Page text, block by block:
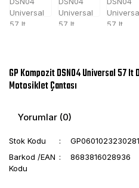
GP Kompozit DSN04 Universal 57
Motosiklet Çantası
Yorumlar (0)
Stok Kodu
Barkod /EAN
Kodu
8683816028936